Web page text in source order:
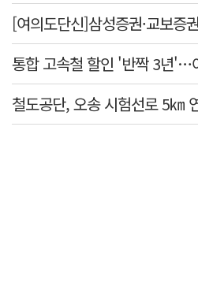
[여의도단신]삼성증권·교보증
통합 고속철 할인 '반짝 3년'…